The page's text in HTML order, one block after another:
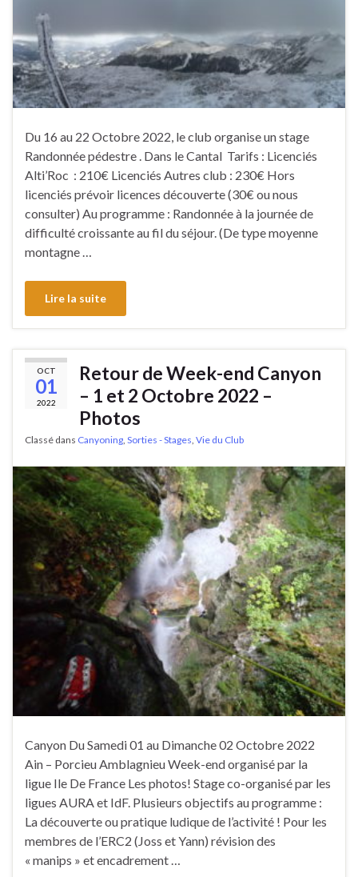
Du 16 au 22 Octobre 2022, le club organise un stage
Randonnée pédestre . Dans le Cantal Tarifs : Licenciés
Alti’Roc : 210€ Licenciés Autres club : 230€ Hors
licenciés prévoir licences découverte (30€ ou nous
consulter) Au programme : Randonnée à la journée de
difficulté croissante au fil du séjour. (De type moyenne
montagne …
Lire la suite
OCT
01
2022
Retour de Week-end Canyon
– 1 et 2 Octobre 2022 –
Photos
Classé dans Canyoning, Sorties - Stages, Vie du Club
Canyon Du Samedi 01 au Dimanche 02 Octobre 2022
Ain – Porcieu Amblagnieu Week-end organisé par la
ligue Ile De France Les photos! Stage co-organisé par les
ligues AURA et IdF. Plusieurs objectifs au programme :
La découverte ou pratique ludique de l’activité ! Pour les
membres de l’ERC2 (Joss et Yann) révision des
« manips » et encadrement …